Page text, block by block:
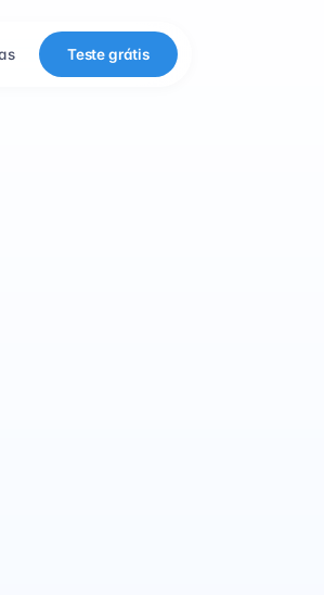
Teste grátis